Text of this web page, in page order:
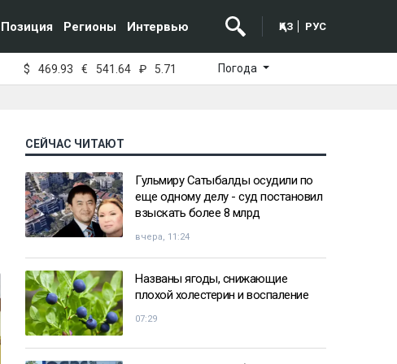
Позиция Регионы Интервью ҚАЗ РУС
$ 469.93 € 541.64 ₽ 5.71 Погода
СЕЙЧАС ЧИТАЮТ
Гульмиру Сатыбалды осудили по
еще одному делу - суд постановил
взыскать более 8 млрд
вчера, 11:24
Названы ягоды, снижающие
плохой холестерин и воспаление
07:29